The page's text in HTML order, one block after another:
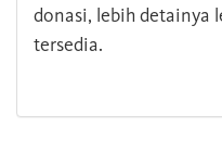
donasi, lebih detainya
tersedia.